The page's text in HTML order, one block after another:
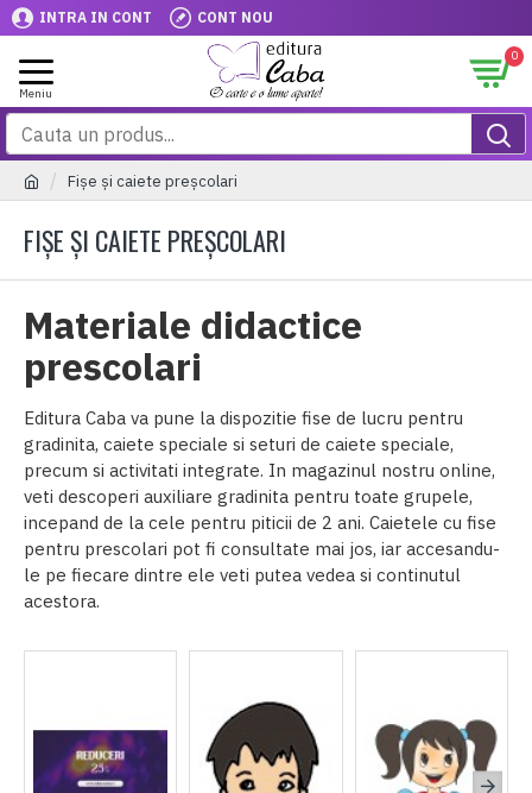
INTRA IN CONT CONT NOU
0
Fișe și caiete preșcolari
FIȘE ȘI CAIETE PREȘCOLARI
Materiale didactice
prescolari
Editura Caba va pune la dispozitie fise de lucru pentru
gradinita, caiete speciale si seturi de caiete speciale,
precum si activitati integrate. In magazinul nostru online,
veti descoperi auxiliare gradinita pentru toate grupele,
incepand de la cele pentru piticii de 2 ani. Caietele cu fise
pentru prescolari pot fi consultate mai jos, iar accesandu-
le pe fiecare dintre ele veti putea vedea si continutul
acestora.